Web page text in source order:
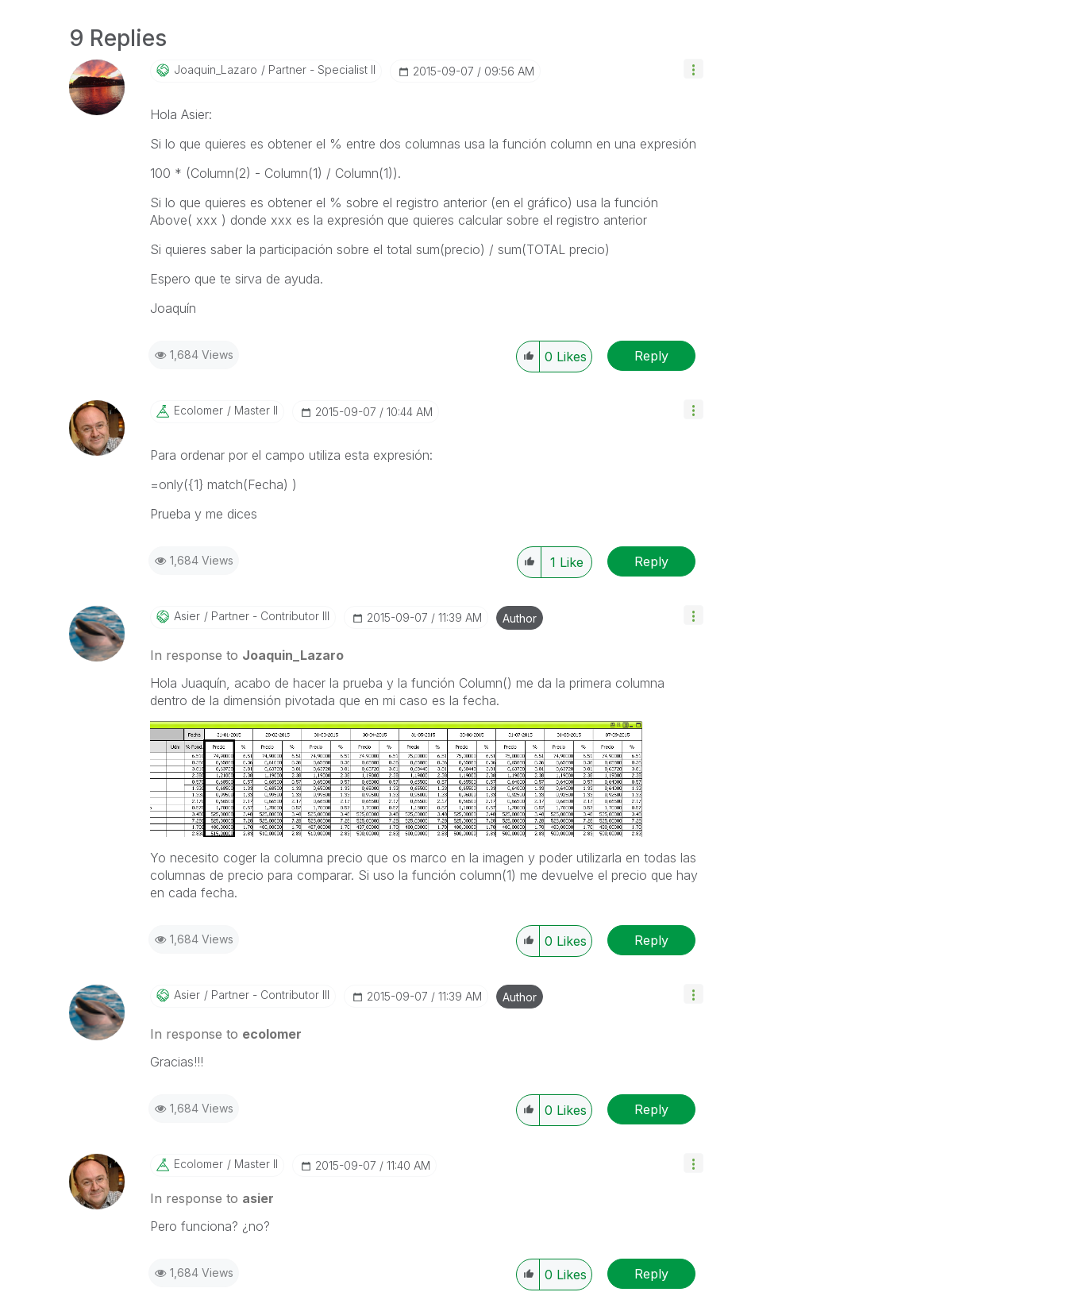
9 Replies
Joaquin_Lazaro Partner - Specialist II ‎2015-09-07 09:56 AM
Hola Asier:
Si lo que quieres es obtener el % entre dos columnas usa la función column en una expresión
100 * (Column(2) - Column(1) / Column(1)).
Si lo que quieres es obtener el % sobre el registro anterior (en el gráfico) usa la función
Above( xxx ) donde xxx es la expresión que quieres calcular sobre el registro anterior
Si quieres saber la participación sobre el total sum(precio) / sum(TOTAL precio)
Espero que te sirva de ayuda.
Joaquín
1,684 Views 0 Likes Reply
Ecolomer Master II ‎2015-09-07 10:44 AM
Para ordenar por el campo utiliza esta expresión:
=only({1} match(Fecha) )
Prueba y me dices
1,684 Views 1 Like Reply
Asier Partner - Contributor III ‎2015-09-07 11:39 AM Author
In response to Joaquin_Lazaro
Hola Juaquín, acabo de hacer la prueba y la función Column() me da la primera columna
dentro de la dimensión pivotada que en mi caso es la fecha.
Yo necesito coger la columna precio que os marco en la imagen y poder utilizarla en todas las
columnas de precio para comparar. Si uso la función column(1) me devuelve el precio que hay
en cada fecha.
1,684 Views 0 Likes Reply
Asier Partner - Contributor III ‎2015-09-07 11:39 AM Author
In response to ecolomer
Gracias!!!
1,684 Views 0 Likes Reply
Ecolomer Master II ‎2015-09-07 11:40 AM
In response to asier
Pero funciona? ¿no?
1,684 Views 0 Likes Reply